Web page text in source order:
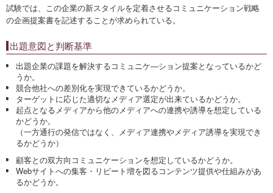
試験では、この企業の新スタイルを定着させるコミュニケーション戦略
の企画提案書を記述することが求められている。
出題意図と判断基準
出題企業の課題を解決するコミュニケ―ション提案となっているかど
うか。
競合他社への差別化を実現できているかどうか。
ターゲットに応じた適切なメディア選定が出来ているかどうか。
起点となるメディアから他のメディアへの連携や誘導を想定している
かどうか。
（一方通行の発信ではなく、メディア連携やメディア誘導を実現でき
るかどうか）
顧客との双方向コミュニケーションを想定しているかどうか。
Webサイトへの集客・リピート増を図るコンテンツ提供や仕組みがあ
るかどうか。